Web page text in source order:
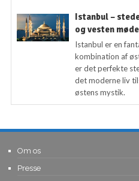
Istanbul –
og vesten
Istanbul er en
kombination af
er det perfekte
det moderne liv
østens mystik.
Om os
Presse